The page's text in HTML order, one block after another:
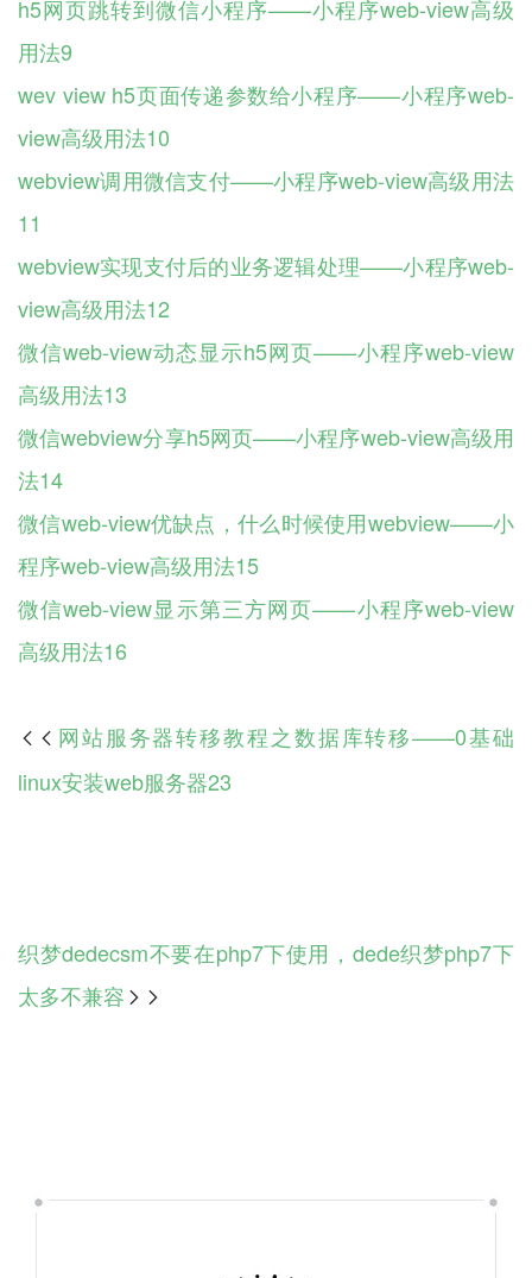
h5网页跳转到微信小程序——小程序web-view高级
用法9
wev view h5页面传递参数给小程序——小程序web-
view高级用法10
webview调用微信支付——小程序web-view高级用法
11
webview实现支付后的业务逻辑处理——小程序web-
view高级用法12
微信web-view动态显示h5网页——小程序web-view
高级用法13
微信webview分享h5网页——小程序web-view高级用
法14
微信web-view优缺点，什么时候使用webview——小
程序web-view高级用法15
微信web-view显示第三方网页——小程序web-view
高级用法16
 网站服务器转移教程之数据库转移——0基础
linux安装web服务器23
织梦dedecsm不要在php7下使用，dede织梦php7下
太多不兼容 